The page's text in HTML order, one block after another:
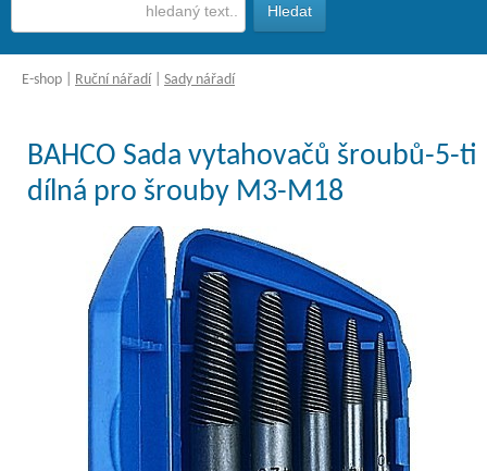
E-shop Ruční nářadí Sady nářadí
BAHCO Sada vytahovačů šroubů-5-ti
dílná pro šrouby M3-M18